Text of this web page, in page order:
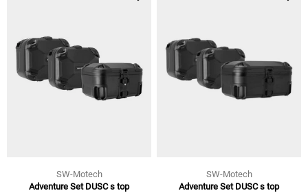
SW-Motech
Adventure Set DUSC s top
SW-Motech
Adventure Set DUSC s top